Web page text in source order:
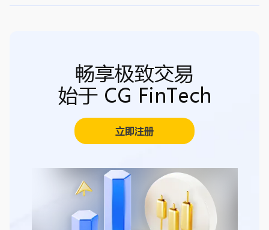
畅享极致交易
始于 CG FinTech
立即注册